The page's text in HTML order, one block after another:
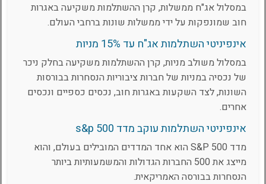
במסלול אג"ח ממשלות, קרן ההשתלמות משקיעה באגרות
חוב שמונפקות על ידי ממשלות שונות ברחבי העולם.
אינפיניטי השתלמות אג"ח עד 15% מניות
במסלול משולב מניות, קרן ההשתלמות משקיעה בחלק ניכר
של נכסיה במניות של חברות ציבוריות הנסחרות בבורסות
השונות, לצד השקעות באגרות חוב, נכסים כספיים ונכסים
אחרים.
אינפיניטי השתלמות עוקב מדד s&p 500
מדד S&P 500 הוא אחד המדדים המובילים בעולם, והוא
מייצג את 500 החברות הגדולות והמשמעותיות ביותר
הנסחרות בבורסה האמריקאית.